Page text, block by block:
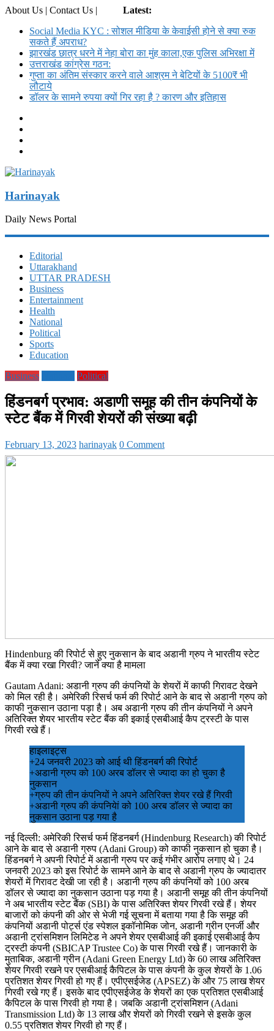
About Us | Contact Us |
Latest:
Social Media KYC : सोशल मीडिया के केवाईसी होने से क्या रुक
सकते हैं अपराध?
झारखंड छात्र धरने में नेहा बोरा का मुंह काला,एक पुलिस अभिरक्षा में
उत्तराखंड कांग्रेस गठन:
गुप्ता का अंतिम संस्कार करने वाले आश्रम ने बेटियों के 5100₹ भी
लौटाये
डॉलर के सामने रुपया क्यों गिर रहा है ? कारण और इतिहास
Harinayak
Daily News Portal
Editorial
Uttarakhand
UTTAR PRADESH
Business
Entertainment
Health
National
Political
Sports
Education
Business
Political
हिंडनबर्ग प्रभाव: अडाणी समूह की तीन कंपनियों के
स्टेट बैंक में गिरवी शेयरों की संख्या बढ़ी
February 13, 2023 harinayak 0 Comment
Hindenburg की रिपोर्ट से हुए नुकसान के बाद अडानी ग्रुप ने भारतीय स्टेट
बैंक में क्या रखा गिरवी? जानें क्या है मामला
Gautam Adani: अडानी ग्रुप की कंपनियों के शेयरों में काफी गिरावट देखने
को मिल रही है। अमेरिकी रिसर्च फर्म की रिपोर्ट आने के बाद से अडानी ग्रुप को
काफी नुकसान उठाना पड़ा है। अब अडानी ग्रुप की तीन कंपनियों ने अपने
अतिरिक्त शेयर भारतीय स्टेट बैंक की इकाई एसबीआई कैप ट्रस्टी के पास
गिरवी रखे हैं।
हाइलाइट्स
+24 जनवरी 2023 को आई थी हिंडनबर्ग की रिपोर्ट
+अडानी ग्रुप को 100 अरब डॉलर से ज्यादा का हो चुका है
नुकसान
+ग्रुप की तीन कंपनियों ने अपने अतिरिक्त शेयर रखे हैं गिरवी
+अडानी ग्रुप की कंपनियेां को 100 अरब डॉलर से ज्यादा का
नुकसान उठाना पड़ गया है
नई दिल्ली: अमेरिकी रिसर्च फर्म हिंडनबर्ग (Hindenburg Research) की रिपोर्ट
आने के बाद से अडानी ग्रुप (Adani Group) को काफी नुकसान हो चुका है।
हिंडनबर्ग ने अपनी रिपोर्ट में अडानी ग्रुप पर कई गंभीर आरोप लगाए थे। 24
जनवरी 2023 को इस रिपोर्ट के सामने आने के बाद से अडानी ग्रुप के ज्यादातर
शेयरों में गिरावट देखी जा रही है। अडानी ग्रुप की कंपनियों को 100 अरब
डॉलर से ज्यादा का नुकसान उठाना पड़ गया है। अडानी समूह की तीन कंपनियों
ने अब भारतीय स्टेट बैंक (SBI) के पास अतिरिक्त शेयर गिरवी रखे हैं। शेयर
बाजारों को कंपनी की ओर से भेजी गई सूचना में बताया गया है कि समूह की
कंपनियों अडानी पोर्ट्स एंड स्पेशल इकॉनोमिक जोन, अडानी ग्रीन एनर्जी और
अडानी ट्रांसमिशन लिमिटेड ने अपने शेयर एसबीआई की इकाई एसबीआई कैप
ट्रस्टी कंपनी (SBICAP Trustee Co) के पास गिरवी रखे हैं। जानकारी के
मुताबिक, अडानी ग्रीन (Adani Green Energy Ltd) के 60 लाख अतिरिक्त
शेयर गिरवी रखने पर एसबीआई कैपिटल के पास कंपनी के कुल शेयरों के 1.06
प्रतिशत शेयर गिरवी हो गए हैं। एपीएसईजेड (APSEZ) के और 75 लाख शेयर
गिरवी रखे गए हैं। इसके बाद एपीएसईजेड के शेयरों का एक प्रतिशत एसबीआई
कैपिटल के पास गिरवी हो गया है। जबकि अडानी ट्रांसमिशन (Adani
Transmission Ltd) के 13 लाख और शेयरों को गिरवी रखने से इसके कुल
0.55 प्रतिशत शेयर गिरवी हो गए हैं।